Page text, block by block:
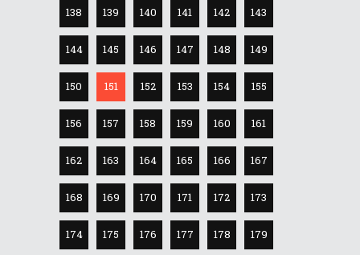
138 139 140 141 142 143
144 145 146 147 148 149
150 151 152 153 154 155
156 157 158 159 160 161
162 163 164 165 166 167
168 169 170 171 172 173
174 175 176 177 178 179